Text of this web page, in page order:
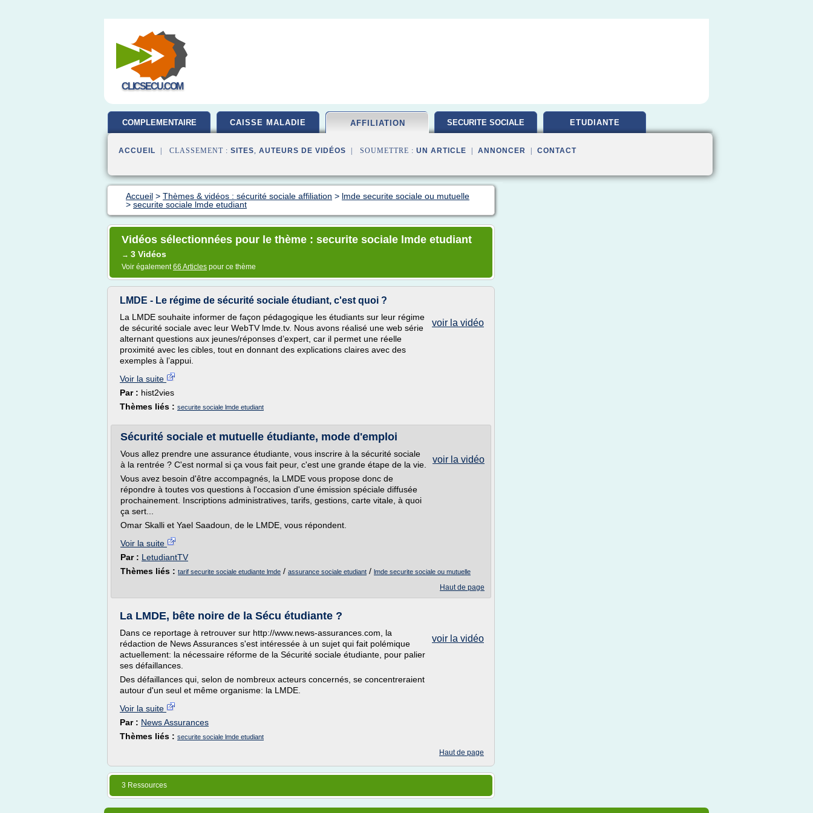
CLICSECU.COM
COMPLEMENTAIRE CAISSE MALADIE AFFILIATION SECURITE SOCIALE ETUDIANTE
ACCUEIL | CLASSEMENT : SITES, AUTEURS DE VIDÉOS | SOUMETTRE : UN ARTICLE ANNONCER CONTACT
Accueil > Thèmes & vidéos : sécurité sociale affiliation > lmde securite sociale ou mutuelle
> securite sociale lmde etudiant
Vidéos sélectionnées pour le thème : securite sociale lmde etudiant
→ 3 Vidéos
Voir également66 Articles pour ce thème
LMDE - Le régime de sécurité sociale étudiant, c'est quoi ?
voir la vidéo
La LMDE souhaite informer de façon pédagogique les étudiants sur leur régime
de sécurité sociale avec leur WebTV lmde.tv. Nous avons réalisé une web série
alternant questions aux jeunes/réponses d’expert, car il permet une réelle
proximité avec les cibles, tout en donnant des explications claires avec des
exemples à l’appui.
Voir la suite
Par : hist2vies
Thèmes liés : securite sociale lmde etudiant
Sécurité sociale et mutuelle étudiante, mode d'emploi
voir la vidéo
Vous allez prendre une assurance étudiante, vous inscrire à la sécurité sociale
à la rentrée ? C'est normal si ça vous fait peur, c'est une grande étape de la vie.
Vous avez besoin d'être accompagnés, la LMDE vous propose donc de
répondre à toutes vos questions à l'occasion d'une émission spéciale diffusée
prochainement. Inscriptions administratives, tarifs, gestions, carte vitale, à quoi
ça sert...
Omar Skalli et Yael Saadoun, de le LMDE, vous répondent.
Voir la suite
Par : LetudiantTV
Thèmes liés : tarif securite sociale etudiante lmde / assurance sociale etudiant / lmde securite sociale ou mutuelle
Haut de page
La LMDE, bête noire de la Sécu étudiante ?
voir la vidéo
Dans ce reportage à retrouver sur http://www.news-assurances.com, la
rédaction de News Assurances s'est intéressée à un sujet qui fait polémique
actuellement: la nécessaire réforme de la Sécurité sociale étudiante, pour palier
ses défaillances.
Des défaillances qui, selon de nombreux acteurs concernés, se concentreraient
autour d'un seul et même organisme: la LMDE.
Voir la suite
Par : News Assurances
Thèmes liés : securite sociale lmde etudiant
Haut de page
3 Ressources